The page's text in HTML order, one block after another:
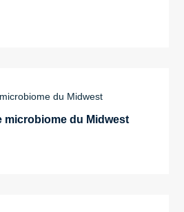
microbiome du Midwest